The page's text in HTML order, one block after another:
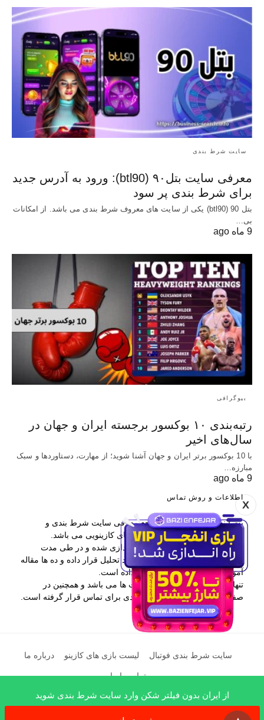
X
سایت شرط بندی
معرفی سایت بتل۹۰ (btl90): ورود به آدرس جدید
برای شرط بندی پر سود
بتل 90 (btl90) یکی از سایت های معروف شرط بندی می باشد. از امکانات
بی…
9 ماه ago
بیوگرافی
رتبه‌بندی ۱۰ بوکسور برجسته ایران و جهان در
سال‌های اخیر
با 10 بوکسور برتر ایران و جهان آشنا شوید؛ از مهارت، دستاوردها و سبک
مبارزه…
9 ماه ago
اطلاعات و روش تماس
بت اینفو یکی از برترین مراجع معرفی سایت شرط بندی و
همچنین آموزش پیش بینی و بازی های کازینویی می باشد.
این وب سایت در سال 1397 راه اندازی شده و در طی مدت
فعالیتش بیش از 400 سایت را مورد تحلیل قرار داده و ده ها مقاله
آموزشی در اختیار کاربران قرار داده است.
تنها راه ارتباطی با بت اینفو کامنت ها می باشد و همچنین در
صفحه درباره ما نیز اطلاعات مفیدی برای تماس قرار گرفته است.
سایت شرط بندی فوتبال لیست بازی های کازینو درباره ما
تماس با ما
از ایران بدون فیلتر شکن وارد سایت شرط بندی شوید